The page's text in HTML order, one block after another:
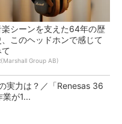
楽シーンを支えた64年の歴
、このヘッドホンで感じて
Group AB)
実力は？／「Renesas 36
が1...